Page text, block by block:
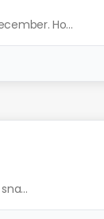
Ho...